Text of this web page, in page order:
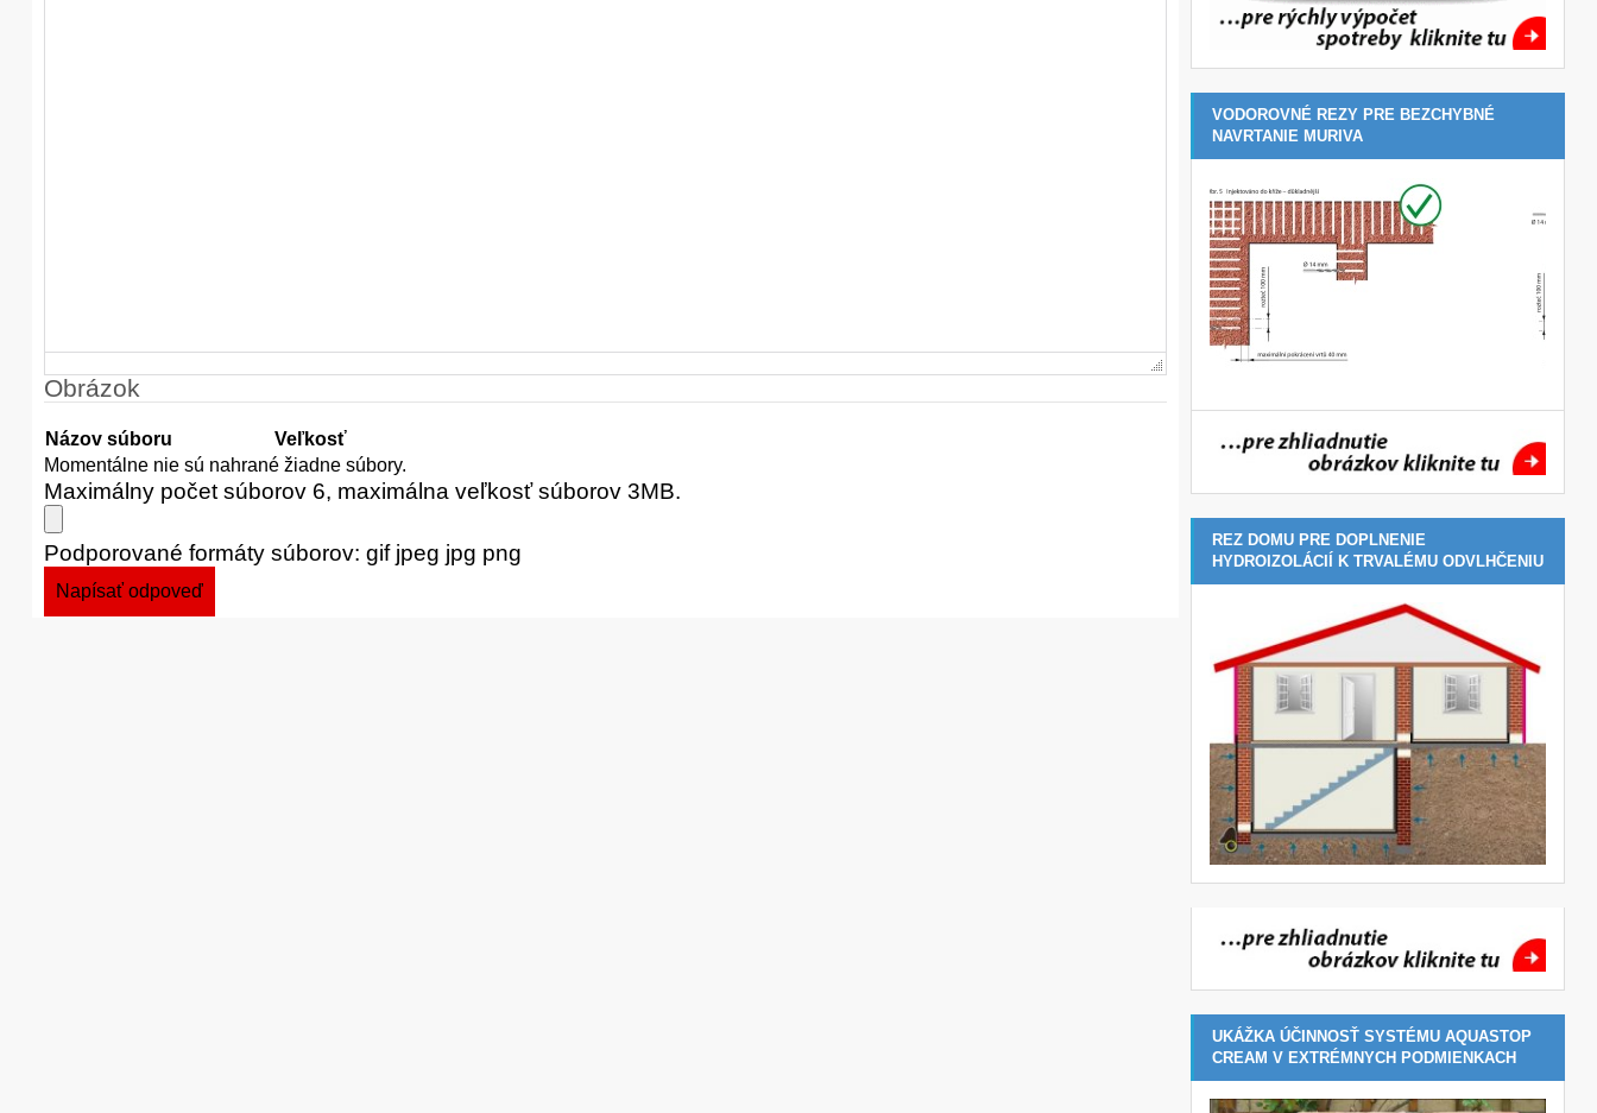
Obrázok
Názov súboru
Veľkosť
Momentálne nie sú nahrané žiadne súbory.
Maximálny počet súborov 6, maximálna veľkosť súborov 3MB.
Podporované formáty súborov: gif jpeg jpg png
VODOROVNÉ REZY PRE BEZCHYBNÉ
NAVRTANIE MURIVA
REZ DOMU PRE DOPLNENIE
HYDROIZOLÁCIÍ K TRVALÉMU ODVLHČENIU
UKÁŽKA ÚČINNOSŤ SYSTÉMU AQUASTOP
CREAM V EXTRÉMNYCH PODMIENKACH